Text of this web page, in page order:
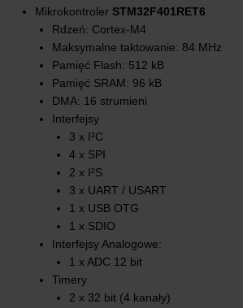
Mikrokontroler STM32F401RET6
Rdzeń: Cortex-M4
Maksymalne taktowanie: 84 MHz
Pamięć Flash: 512 kB
Pamięć SRAM: 96 kB
DMA: 16 strumieni
Interfejsy
3 x I²C
4 x SPI
2 x I²S
3 x UART / USART
1 x USB OTG
1 x SDIO
Interfejsy Analogowe:
1 x ADC 12 bit
Timery
2 x 32 bit (4 kanały)